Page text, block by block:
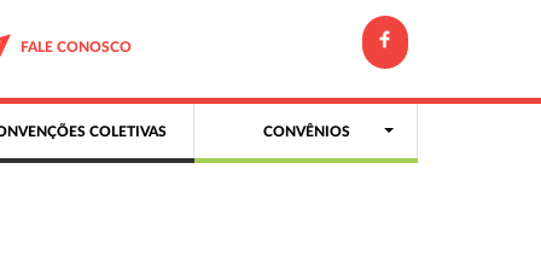
FALE CONOSCO
COLETIVAS CONVÊNIOS